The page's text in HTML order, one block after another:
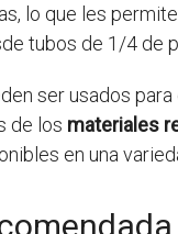
lo que les
tubos de 1/4 de
ser usados
de los materiales
en una